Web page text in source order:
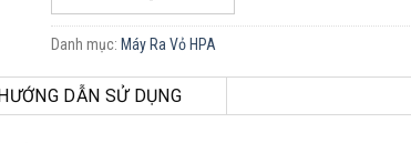
Danh mục: Máy Ra Vỏ HPA
DẪN SỬ DỤNG